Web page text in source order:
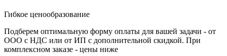
Гибкое ценообразование
Подберем оптимальную форму оплаты для вашей задачи - от
ООО с НДС или от ИП с дополнительной скидкой. При
комплексном заказе - цены ниже